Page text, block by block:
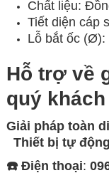
Chất liệu:
Tiết diện cáp
Lỗ bắt ốc (Ø):
Hỗ trợ về
quý
Giải pháp toàn
Thiết bị tự
☎️ Điện thoại: